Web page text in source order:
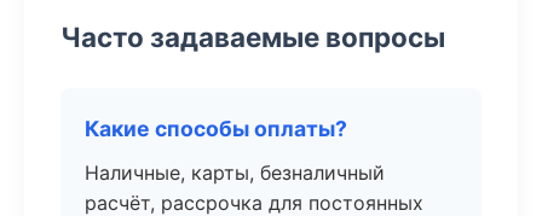
Часто задаваемые вопросы
Какие способы оплаты?
Наличные, карты, безналичный
расчёт, рассрочка для постоянных